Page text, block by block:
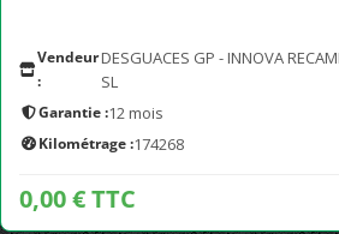
Vendeur
:
DESGUACES GP - INNOVA
SL
Garantie :12 mois
Kilométrage :174268
0,00 € TTC